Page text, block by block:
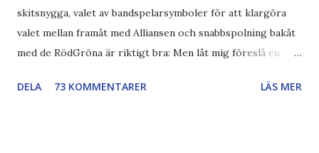
skitsnygga, valet av bandspelarsymboler för att klargöra
valet mellan framåt med Alliansen och snabbspolning bakåt
med de RödGröna är riktigt bra: Men låt mig föreslå en
Piratpartiet FRA-lagen Kultur Upphovsrätten //Zac,
DELA 73 KOMMENTARER LÄS MER